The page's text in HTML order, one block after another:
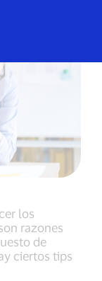
los
razones
de
ciertos tips